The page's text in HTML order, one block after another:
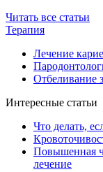
Читать все статьи
Терапия
Лечение
Отбеливание
Интересные статьи
Что делать,
Повышенная
лечение